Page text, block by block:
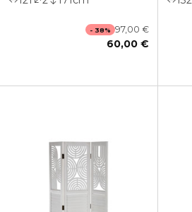
- 38% 97,00 €
60,00 €